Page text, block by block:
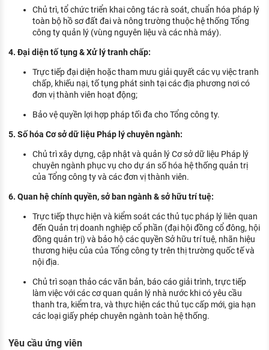
Chủ trì, tổ chức triển khai công tác rà soát, chuẩn hóa pháp lý
toàn bộ hồ sơ đất đai và nông trường thuộc hệ thống Tổng
công ty quản lý (vùng nguyên liệu và các nhà máy).
4. Đại diện tố tụng & Xử lý tranh chấp:
Trực tiếp đại diện hoặc tham mưu giải quyết các vụ việc tranh
chấp, khiếu nại, tố tụng phát sinh tại các địa phương nơi có
đơn vị thành viên hoạt động;
Bảo vệ quyền lợi hợp pháp tối đa cho Tổng công ty.
5. Số hóa Cơ sở dữ liệu Pháp lý chuyên ngành:
Chủ trì xây dựng, cập nhật và quản lý Cơ sở dữ liệu Pháp lý
chuyên ngành phục vụ cho dự án số hóa hệ thống quản trị
của Tổng công ty và các đơn vị thành viên.
6. Quan hệ chính quyền, sở ban ngành & sở hữu trí tuệ:
Trực tiếp thực hiện và kiểm soát các thủ tục pháp lý liên quan
đến Quản trị doanh nghiệp cổ phần (đại hội đồng cổ đông, hội
đồng quản trị) và bảo hộ các quyền Sở hữu trí tuệ, nhãn hiệu
thương hiệu của của Tổng công ty trên thị trường quốc tế và
nội địa.
Chủ trì soạn thảo các văn bản, báo cáo giải trình, trực tiếp
làm việc với các cơ quan quản lý nhà nước khi có yêu cầu
thanh tra, kiểm tra, và thực hiện các thủ tục cấp mới, gia hạn
các loại giấy phép chuyên ngành toàn hệ thống.
Yêu cầu ứng viên